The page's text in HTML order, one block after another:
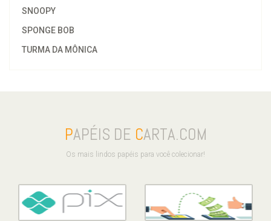
SNOOPY
SPONGE BOB
TURMA DA MÔNICA
PAPÉIS DE CARTA.COM
Os mais lindos papéis para você colecionar!